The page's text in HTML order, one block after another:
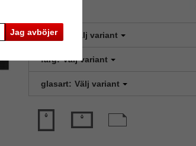
Jag avböjer
format: Välj variant
färg: Välj variant
glasart: Välj variant